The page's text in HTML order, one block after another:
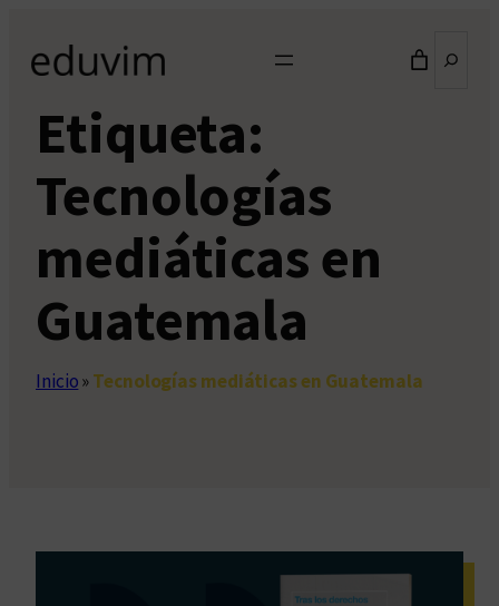
contenido
Etiqueta:
Tecnologías
mediáticas en
Guatemala
Inicio»Tecnologías mediáticas en Guatemala